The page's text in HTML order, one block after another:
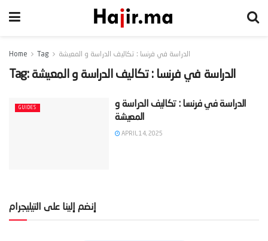
Home Tag الدراسة في فرنسا : تكاليف الدراسة و المعيشة
Tag: الدراسة في فرنسا : تكاليف الدراسة و المعيشة
GUIDES
‫الدراسة في فرنسا : تكاليف الدراسة و
APRIL 14, 2025
إنضم إلينا على التيليجرام